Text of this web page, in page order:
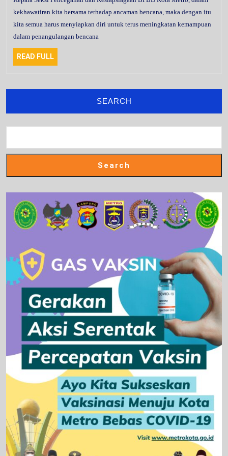
kekhawatiran kita bersama terhadap ancaman bencana, maka dengan itu
kita semua harus menyiapkan diri untuk terus meningkatan kemampuan
dalam penangulangan bencana
READ FULL
FULL
SEARCH
Search